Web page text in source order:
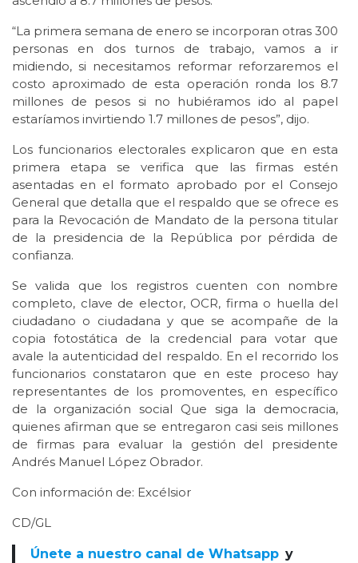
“La primera semana de enero se incorporan otras 300
personas en dos turnos de trabajo, vamos a ir
midiendo, si necesitamos reformar reforzaremos el
costo aproximado de esta operación ronda los 8.7
millones de pesos si no hubiéramos ido al papel
estaríamos invirtiendo 1.7 millones de pesos”, dijo.
Los funcionarios electorales explicaron que en esta
primera etapa se verifica que las firmas estén
asentadas en el formato aprobado por el Consejo
General que detalla que el respaldo que se ofrece es
para la Revocación de Mandato de la persona titular
de la presidencia de la República por pérdida de
confianza.
Se valida que los registros cuenten con nombre
completo, clave de elector, OCR, firma o huella del
ciudadano o ciudadana y que se acompañe de la
copia fotostática de la credencial para votar que
avale la autenticidad del respaldo. En el recorrido los
funcionarios constataron que en este proceso hay
representantes de los promoventes, en específico
de la organización social Que siga la democracia,
quienes afirman que se entregaron casi seis millones
de firmas para evaluar la gestión del presidente
Andrés Manuel López Obrador.
Con información de: Excélsior
CD/GL
Únete a nuestro canal de Whatsapp y